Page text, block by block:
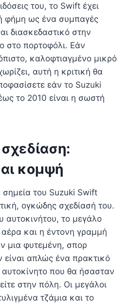
του, το Swift έχει
φήμη ως ένα συμπαγές
διασκεδαστικό στην
στο πορτοφόλι. Εάν
καλοφτιαγμένο μικρό
αυτή η κριτική θα
εάν το Suzuki
το 2010 είναι η σωστή
κομψή
του Suzuki Swift
ογκώδης σχεδίασή του.
αυτοκινήτου, το μεγάλο
και η έντονη γραμμή
μια φυτεμένη, σπορ
είναι απλώς ένα πρακτικό
αυτοκίνητο που θα ήσασταν
στην πόλη. Οι μεγάλοι
τζάμια και το